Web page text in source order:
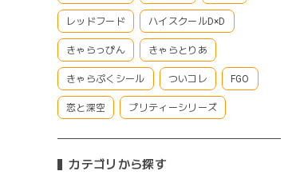
レッドフード ハイスクールD×D
きゃらっぴん きゃらとりあ
きゃらぷくシール ついコレ FGO
恋と深空 プリティーシリーズ
カテゴリから探す